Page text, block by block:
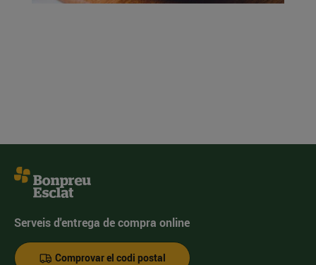
Serveis d'entrega de compra online
Comprovar el codi postal